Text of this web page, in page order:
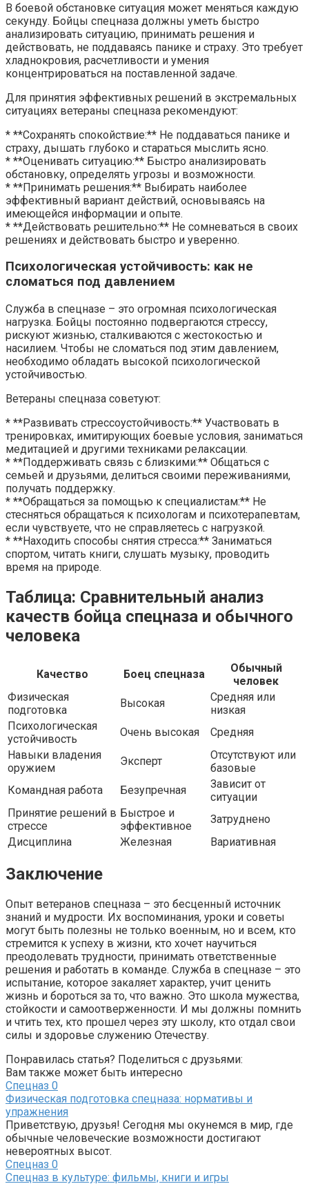
В боевой обстановке ситуация может меняться каждую
секунду. Бойцы спецназа должны уметь быстро
анализировать ситуацию, принимать решения и
действовать, не поддаваясь панике и страху. Это требует
хладнокровия, расчетливости и умения
концентрироваться на поставленной задаче.
Для принятия эффективных решений в экстремальных
ситуациях ветераны спецназа рекомендуют:
* **Сохранять спокойствие:** Не поддаваться панике и
страху, дышать глубоко и стараться мыслить ясно.
* **Оценивать ситуацию:** Быстро анализировать
обстановку, определять угрозы и возможности.
* **Принимать решения:** Выбирать наиболее
эффективный вариант действий, основываясь на
имеющейся информации и опыте.
* **Действовать решительно:** Не сомневаться в своих
решениях и действовать быстро и уверенно.
Психологическая устойчивость: как не
сломаться под давлением
Служба в спецназе – это огромная психологическая
нагрузка. Бойцы постоянно подвергаются стрессу,
рискуют жизнью, сталкиваются с жестокостью и
насилием. Чтобы не сломаться под этим давлением,
необходимо обладать высокой психологической
устойчивостью.
Ветераны спецназа советуют:
* **Развивать стрессоустойчивость:** Участвовать в
тренировках, имитирующих боевые условия, заниматься
медитацией и другими техниками релаксации.
* **Поддерживать связь с близкими:** Общаться с
семьей и друзьями, делиться своими переживаниями,
получать поддержку.
* **Обращаться за помощью к специалистам:** Не
стесняться обращаться к психологам и психотерапевтам,
если чувствуете, что не справляетесь с нагрузкой.
* **Находить способы снятия стресса:** Заниматься
спортом, читать книги, слушать музыку, проводить
время на природе.
Таблица: Сравнительный анализ
качеств бойца спецназа и обычного
человека
Качество Боец спецназа
Обычный
человек
Физическая
подготовка
Высокая
Средняя или
низкая
Психологическая
устойчивость
Очень высокая
Средняя
Навыки владения
оружием
Эксперт
Отсутствуют или
базовые
Командная работа
Безупречная
Зависит от
ситуации
Принятие решений в
стрессе
Быстрое и
эффективное
Затруднено
Дисциплина
Железная Вариативная
Заключение
Опыт ветеранов спецназа – это бесценный источник
знаний и мудрости. Их воспоминания, уроки и советы
могут быть полезны не только военным, но и всем, кто
стремится к успеху в жизни, кто хочет научиться
преодолевать трудности, принимать ответственные
решения и работать в команде. Служба в спецназе – это
испытание, которое закаляет характер, учит ценить
жизнь и бороться за то, что важно. Это школа мужества,
стойкости и самоотверженности. И мы должны помнить
и чтить тех, кто прошел через эту школу, кто отдал свои
силы и здоровье служению Отечеству.
Понравилась статья? Поделиться с друзьями:
Вам также может быть интересно
Спецназ 0
Физическая подготовка спецназа: нормативы и
упражнения
Приветствую, друзья! Сегодня мы окунемся в мир, где
обычные человеческие возможности достигают
невероятных высот.
Спецназ 0
Спецназ в культуре: фильмы, книги и игры